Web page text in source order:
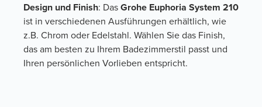
Design und Finish: Das Grohe Euphoria System 210
ist in verschiedenen Ausführungen erhältlich, wie
z.B. Chrom oder Edelstahl. Wählen Sie das Finish,
das am besten zu Ihrem Badezimmerstil passt und
Ihren persönlichen Vorlieben entspricht.